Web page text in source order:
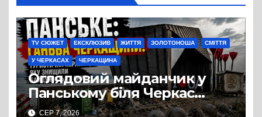
TV СЮЖЕТ ЕКСКЛЮЗИВ ЖИТТЯ ЗОЛОТОНОША СМІТТЯ
У ЧЕРКАСАХ ЧЕРКАЩИНА
Оглядовий майданчик у
Панському біля Черкас
перетворився на занедбане
СЕР 7, 2026